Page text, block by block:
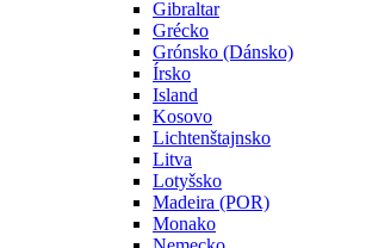
Gibraltar
Grécko
Grónsko (Dánsko)
Írsko
Island
Kosovo
Lichtenštajnsko
Litva
Lotyšsko
Madeira (POR)
Monako